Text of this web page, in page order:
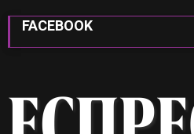
FACEBOOK